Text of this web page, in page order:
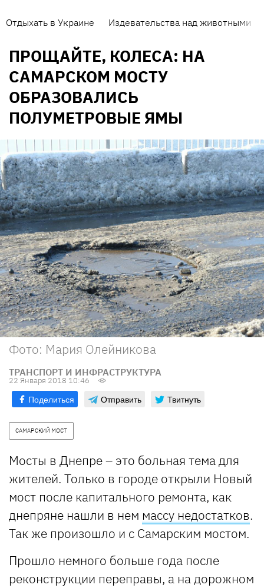
Отдыхать в Украине Издевательства над животными
ПРОЩАЙТЕ, КОЛЕСА: НА
САМАРСКОМ МОСТУ
ОБРАЗОВАЛИСЬ
ПОЛУМЕТРОВЫЕ ЯМЫ
Фото: Мария Олейникова
ТРАНСПОРТ И ИНФРАСТРУКТУРА
22 Января 2018 10:46
Поделиться Отправить Твитнуть
САМАРСКИЙ МОСТ
Мосты в Днепре – это больная тема для
жителей. Только в городе открыли Новый
мост после капитального ремонта, как
днепряне нашли в нем массу недостатков.
Так же произошло и с Самарским мостом.
Прошло немного больше года после
реконструкции переправы, а на дорожном